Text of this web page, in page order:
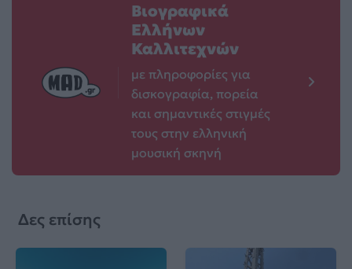
Βιογραφικά
Ελλήνων
Καλλιτεχνών
με πληροφορίες για
δισκογραφία, πορεία
και σημαντικές στιγμές
τους στην ελληνική
μουσική σκηνή
Δες επίσης